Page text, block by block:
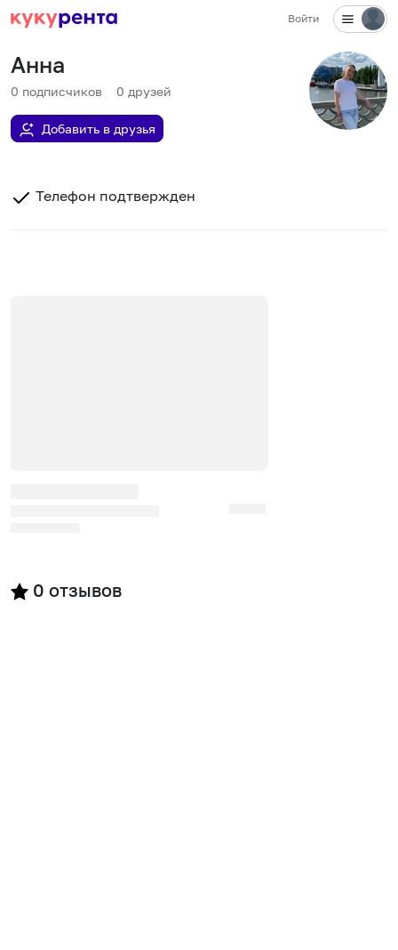
Войти
Анна
0 подписчиков 0 друзей
Добавить в друзья
Телефон подтвержден
0 отзывов